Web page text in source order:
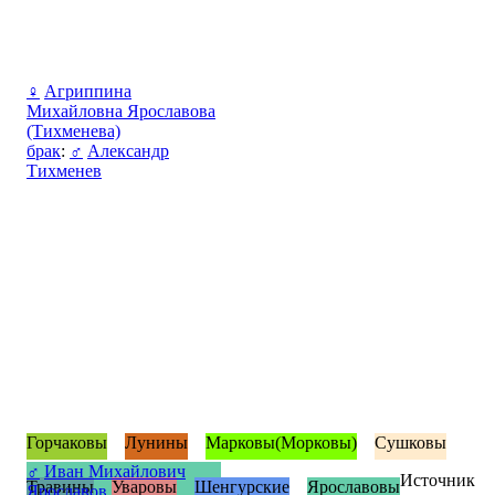
♀ Агриппина
Михайловна Ярославова
(Тихменева)
брак: ♂ Александр
Тихменев
♂ Иван Михайлович
Горчаковы Лунины Марковы(Морковы) Сушковы
Травины Уваровы Шенгурские ЯрославовыИсточник